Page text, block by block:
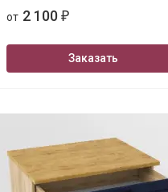
от 2 100 ₽
Заказать